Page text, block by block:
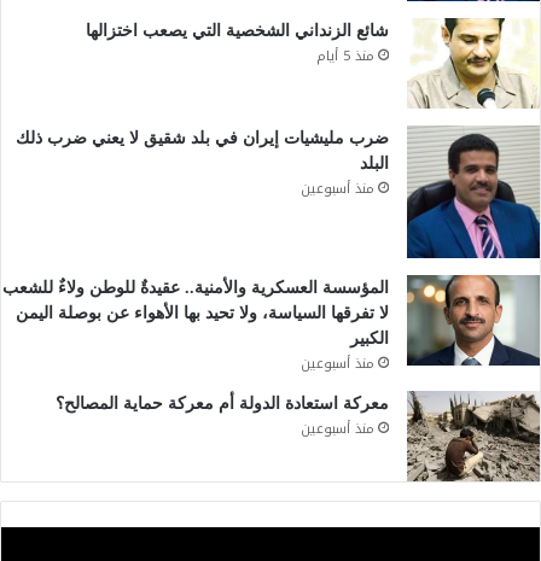
شائع الزنداني الشخصية التي يصعب اختزالها
منذ 5 أيام
ضرب مليشيات إيران في بلد شقيق لا يعني ضرب ذلك
البلد
منذ أسبوعين
المؤسسة العسكرية والأمنية.. عقيدةٌ للوطن ولاءٌ للشعب
لا تفرقها السياسة، ولا تحيد بها الأهواء عن بوصلة اليمن
الكبير
منذ أسبوعين
معركة استعادة الدولة أم معركة حماية المصالح؟
منذ أسبوعين